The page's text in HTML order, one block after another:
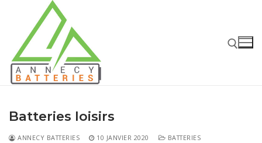
contenu
Batteries loisirs
ANNECY BATTERIES 10 JANVIER 2020 BATTERIES